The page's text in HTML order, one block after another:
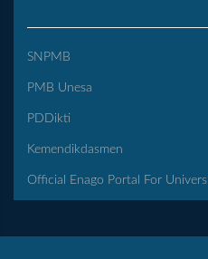
SNPMB
PMB Unesa
PDDikti
Kemendikdasmen
Official Enago Portal For